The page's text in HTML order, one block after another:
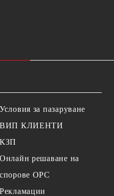
Условия за пазаруване
ВИП КЛИЕНТИ
КЗП
Онлайн решаване на
спорове OPC
Рекламации